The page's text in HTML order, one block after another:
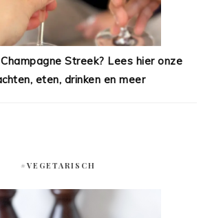
Streek? Lees hier onze
eten, drinken en meer
#VEGETARISCH